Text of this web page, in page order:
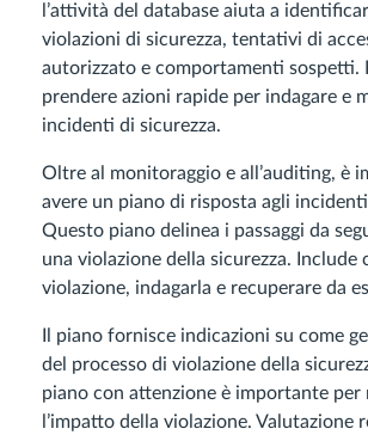
l’attività del database aiuta a
violazioni di sicurezza, tentativi di
autorizzato e comportamenti sospetti.
prendere azioni rapide per indagare e
incidenti di sicurezza.
Oltre al monitoraggio e all’auditing, è
avere un piano di risposta agli
Questo piano delinea i passaggi da
una violazione della sicurezza. Include
violazione, indagarla e recuperare da
Il piano fornisce indicazioni su come
del processo di violazione della
piano con attenzione è importante per
l’impatto della violazione. Valutazione